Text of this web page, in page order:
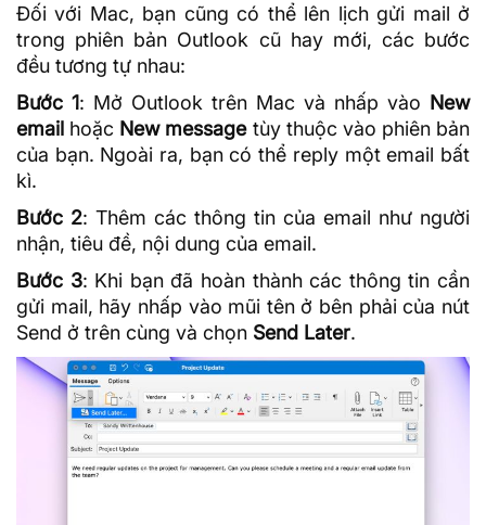
Đối với Mac, bạn cũng có thể lên lịch gửi mail ở
trong phiên bản Outlook cũ hay mới, các bước
đều tương tự nhau:
Bước 1: Mở Outlook trên Mac và nhấp vào New
email hoặc New messagetùy thuộc vào phiên bản
của bạn. Ngoài ra, bạn có thể reply một email bất
kì.
Bước 2: Thêm các thông tin của email như người
nhận, tiêu đề, nội dung của email.
Bước 3: Khi bạn đã hoàn thành các thông tin cần
gửi mail, hãy nhấp vào mũi tên ở bên phải của nút
Send ở trên cùng và chọn Send Later.